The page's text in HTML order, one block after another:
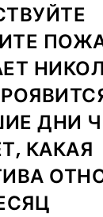
ДНИ
КАКАЯ